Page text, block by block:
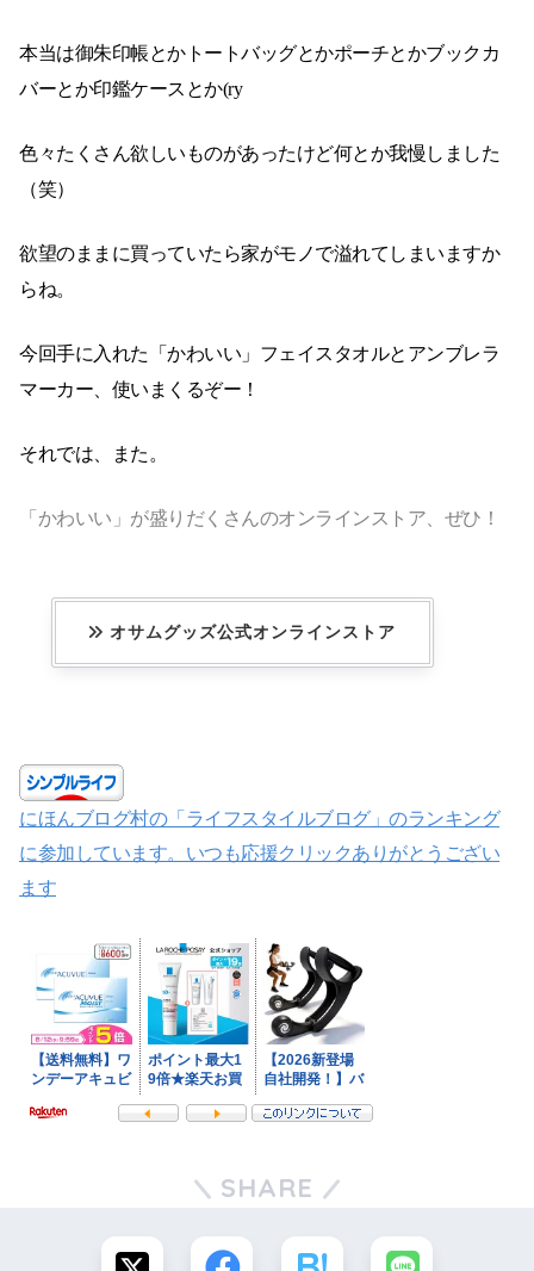
本当は御朱印帳とかトートバッグとかポーチとかブックカ
バーとか印鑑ケースとか(ry
色々たくさん欲しいものがあったけど何とか我慢しました
（笑）
欲望のままに買っていたら家がモノで溢れてしまいますか
らね。
今回手に入れた「かわいい」フェイスタオルとアンブレラ
マーカー、使いまくるぞー！
それでは、また。
「かわいい」が盛りだくさんのオンラインストア、ぜひ！
オサムグッズ公式オンラインストア
にほんブログ村の「ライフスタイルブログ」のランキング
に参加しています。いつも応援クリックありがとうござい
ます
SHARE